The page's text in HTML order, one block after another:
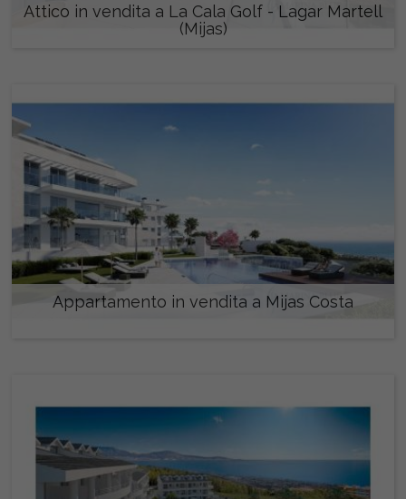
Attico in vendita a La Cala Golf - Lagar Martell
(Mijas)
Appartamento in vendita a Mijas Costa